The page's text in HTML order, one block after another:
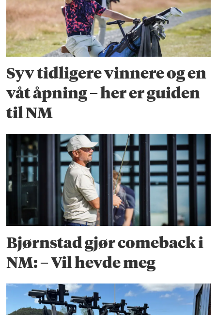
Syv tidligere vinnere og en
våt åpning – her er guiden
til NM
Bjørnstad gjør comeback i
NM: – Vil hevde meg